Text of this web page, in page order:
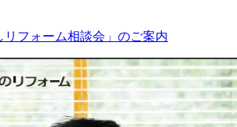
リフォーム相談会」のご案内